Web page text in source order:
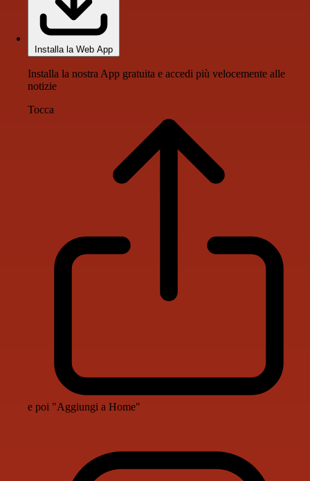
Installa la Web App
Installa la nostra App gratuita e accedi più velocemente alle
notizie
Tocca
e poi "Aggiungi a Home"